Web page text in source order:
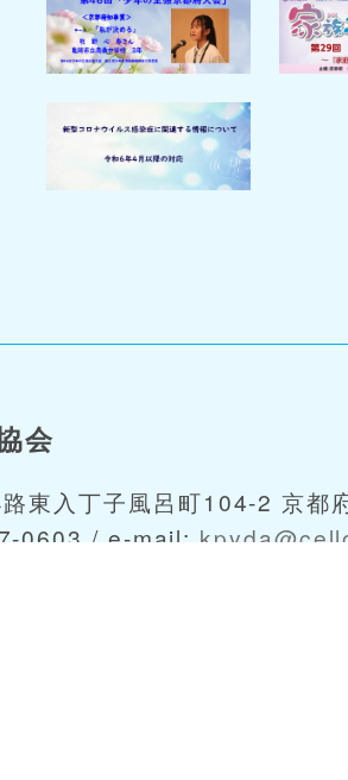
会
東入丁子風呂町104-2 京都
0603 / e-mail: